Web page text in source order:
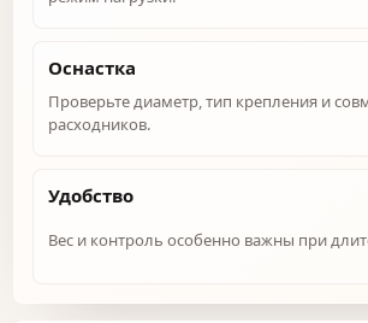
Оснастка
Проверьте диаметр, тип крепления и
расходников.
Удобство
Вес и контроль особенно важны при